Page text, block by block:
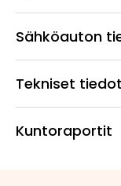
Sähköauton
Tekniset tiedot
Kuntoraportit